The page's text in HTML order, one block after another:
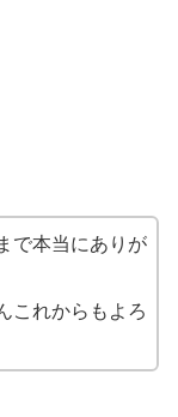
で本当にありが
これからもよろ